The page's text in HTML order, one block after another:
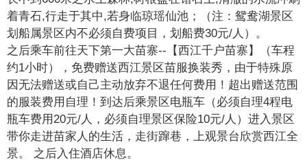
着青石,行走于其中,若身临琼瑶仙池；（注：鸳鸯湖景区
划船属景区内不必须自费项目，划船费30元/人）。
之后乘车前往天下第一大苗寨--【西江千户苗寨】（车程
约1小时），免费赠送西江景区苗服换装秀，由于特殊原
因无法赠送或自己主动放弃不退任何费用！超出赠送范围
的服装费用自理！到达后乘景区电瓶车（必须自理4程电
瓶车费用20元/人，必须自理景区保险10元/人）进入景区
带你走进苗家人的生活，走街蹿巷，上观景台欣赏西江全
景。 之后入住酒店休息。